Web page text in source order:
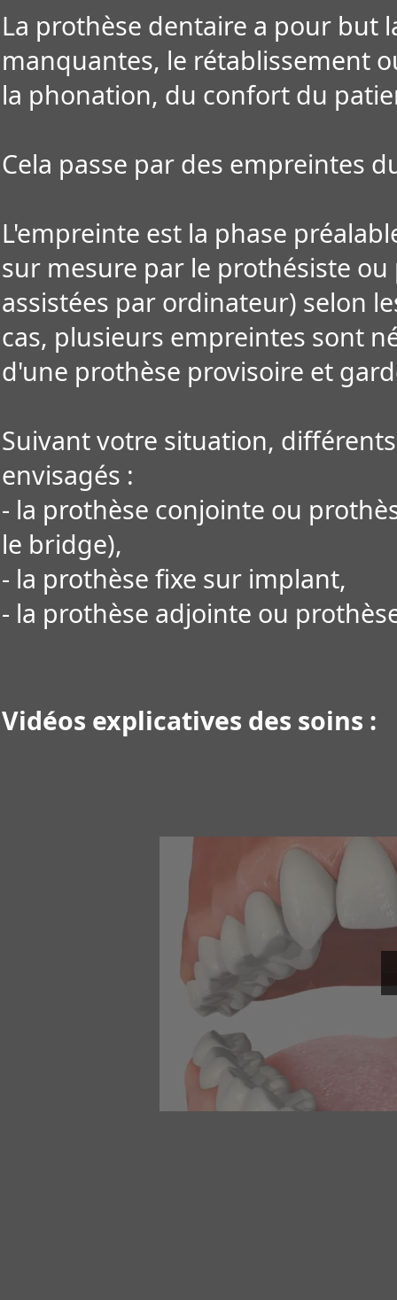
La prothèse dentaire a pour but
manquantes, le rétablissement
la phonation, du confort du
Cela passe par des empreintes
L'empreinte est la phase
sur mesure par le prothésiste
assistées par ordinateur) selon
cas, plusieurs empreintes sont
d'une prothèse provisoire et
Suivant votre situation,
envisagés :
- la prothèse conjointe ou
le bridge),
- la prothèse fixe sur implant,
- la prothèse adjointe ou
Vidéos explicatives des soins :